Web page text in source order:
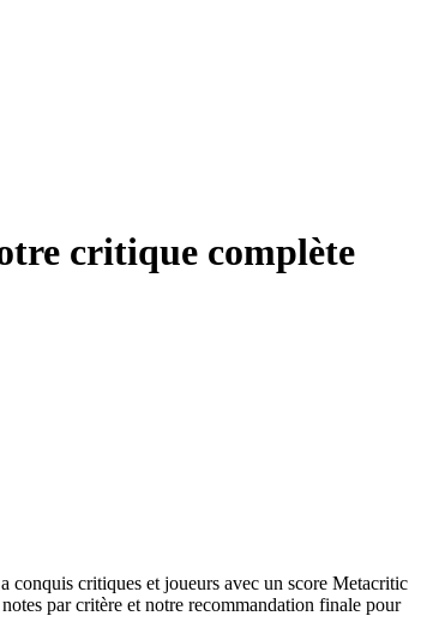
critique complète
conquis critiques et joueurs avec un score Metacritic
par critère et notre recommandation finale pour